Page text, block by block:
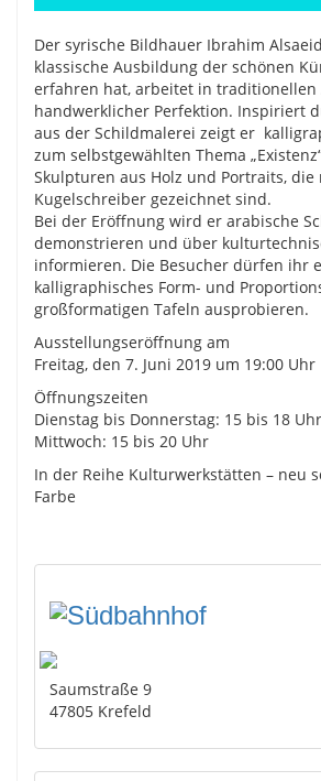
Der syrische Bildhauer Ibrahim
klassische Ausbildung der schönen
erfahren hat, arbeitet in traditionellen
handwerklicher Perfektion. Inspiriert
aus der Schildmalerei zeigt er
zum selbstgewählten Thema
Skulpturen aus Holz und Portraits, die
Kugelschreiber gezeichnet sind.
Bei der Eröffnung wird er arabische
demonstrieren und über
informieren. Die Besucher dürfen ihr
kalligraphisches Form- und
großformatigen Tafeln ausprobieren.
Ausstellungseröffnung am
Freitag, den 7. Juni 2019 um 19:00 Uhr
Öffnungszeiten
Dienstag bis Donnerstag: 15 bis 18 Uhr
Mittwoch: 15 bis 20 Uhr
In der Reihe Kulturwerkstätten – neu
Farbe
Saumstraße 9
47805 Krefeld